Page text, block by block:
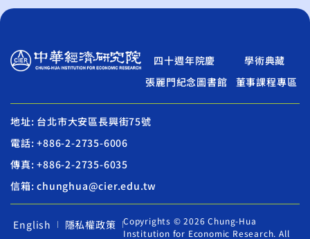
四十週年院慶
學術典藏
張麗門紀念圖書館
董事課程專區
地址: 台北市大安區長興街75號
電話: +886-2-2735-6006
傳真: +886-2-2735-6035
信箱: chunghua@cier.edu.tw
English
隱私權政策
Copyrights © 2026 Chung-Hua
Institution for Economic Research. All